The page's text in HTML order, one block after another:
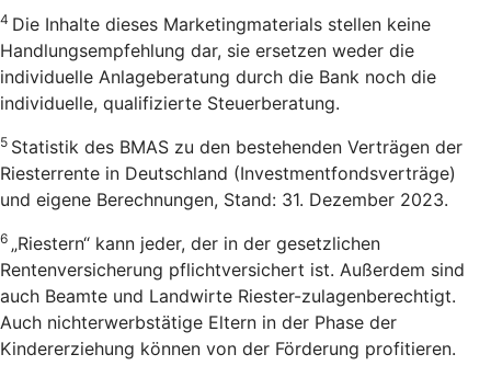
4 Die Inhalte dieses Marketingmaterials stellen keine
Handlungsempfehlung dar, sie ersetzen weder die
individuelle Anlageberatung durch die Bank noch die
individuelle, qualifizierte Steuerberatung.
5 Statistik des BMAS zu den bestehenden Verträgen der
Riesterrente in Deutschland (Investmentfondsverträge)
und eigene Berechnungen, Stand: 31. Dezember 2023.
6 „Riestern“ kann jeder, der in der gesetzlichen
Rentenversicherung pflichtversichert ist. Außerdem sind
auch Beamte und Landwirte Riester-zulagenberechtigt.
Auch nichterwerbstätige Eltern in der Phase der
Kindererziehung können von der Förderung profitieren.